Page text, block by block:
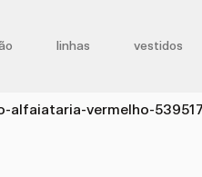
linhas vestidos
alfaiataria-vermelho-